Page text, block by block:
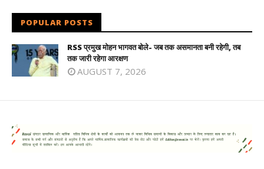
POPULAR POSTS
RSS प्रमुख मोहन भागवत बोले- जब तक असमानता बनी रहेगी, तब
तक जारी रहेगा आरक्षण
AUGUST 7, 2026